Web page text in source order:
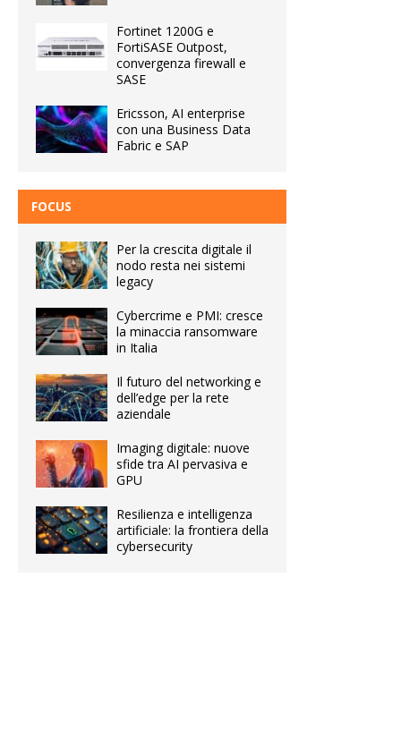
Fortinet 1200G e
FortiSASE Outpost,
convergenza firewall e
SASE
Ericsson, AI enterprise
con una Business Data
Fabric e SAP
FOCUS
Per la crescita digitale il
nodo resta nei sistemi
legacy
Cybercrime e PMI: cresce
la minaccia ransomware
in Italia
Il futuro del networking e
dell’edge per la rete
aziendale
Imaging digitale: nuove
sfide tra AI pervasiva e
GPU
Resilienza e intelligenza
artificiale: la frontiera della
cybersecurity